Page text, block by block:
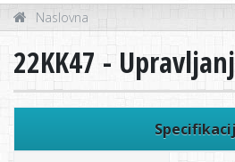
Naslovna
22KK47 -